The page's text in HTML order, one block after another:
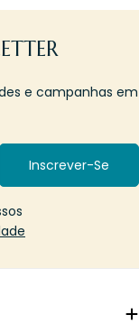
e campanhas em
Inscrever-Se